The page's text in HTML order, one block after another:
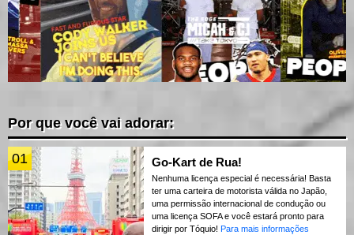
Por que você vai adorar:
01 Go-Kart de Rua!
Nenhuma licença especial é necessária! Basta
ter uma carteira de motorista válida no Japão,
uma permissão internacional de condução ou
uma licença SOFA e você estará pronto para
dirigir por Tóquio! Para mais informações